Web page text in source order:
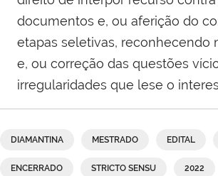
documentos e, ou aferição do
etapas seletivas, reconhecendo
e, ou correção das questões
irregularidades que lese o
DIAMANTINA MESTRADO EDITAL
ENCERRADO STRICTO SENSU 2022